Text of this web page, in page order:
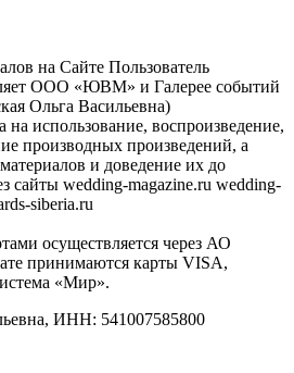
на Сайте Пользователь
ООО «ЮВМ» и Галерее событий
Ольга Васильевна)
использование, воспроизведение,
производных произведений, а
и доведение их до
сайты wedding-magazine.ru wedding-
siberia.ru
осуществляется через АО
принимаются карты VISA,
«Мир».
ИНН: 541007585800